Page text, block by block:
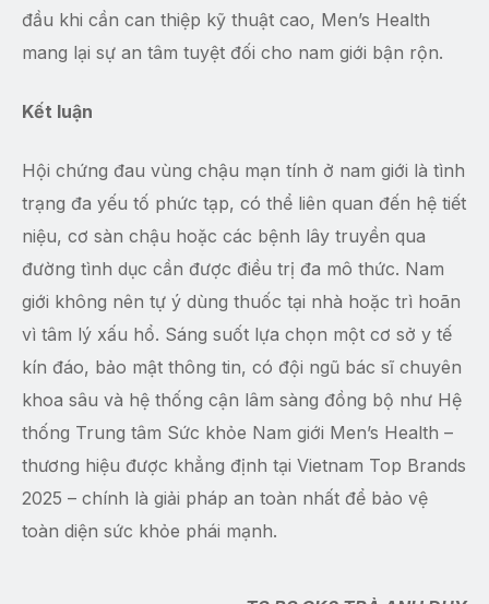
đầu khi cần can thiệp kỹ thuật cao, Men’s Health
mang lại sự an tâm tuyệt đối cho nam giới bận rộn.
Kết luận
Hội chứng đau vùng chậu mạn tính ở nam giới là tình
trạng đa yếu tố phức tạp, có thể liên quan đến hệ tiết
niệu, cơ sàn chậu hoặc các bệnh lây truyền qua
đường tình dục cần được điều trị đa mô thức. Nam
giới không nên tự ý dùng thuốc tại nhà hoặc trì hoãn
vì tâm lý xấu hổ. Sáng suốt lựa chọn một cơ sở y tế
kín đáo, bảo mật thông tin, có đội ngũ bác sĩ chuyên
khoa sâu và hệ thống cận lâm sàng đồng bộ như Hệ
thống Trung tâm Sức khỏe Nam giới Men’s Health –
thương hiệu được khẳng định tại Vietnam Top Brands
2025 – chính là giải pháp an toàn nhất để bảo vệ
toàn diện sức khỏe phái mạnh.